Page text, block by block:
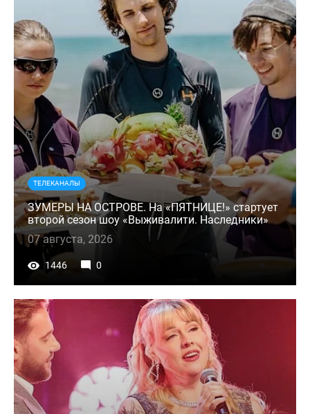
ТЕЛЕКАНАЛЫ
ЗУМЕРЫ НА ОСТРОВЕ. На «ПЯТНИЦЕ!» стартует
второй сезон шоу «Выживалити. Наследники»
07 августа, 2026
1446 0